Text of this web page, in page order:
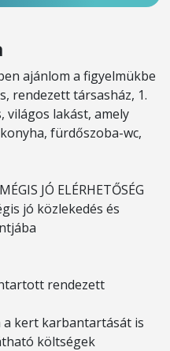
ajánlom a figyelmükbe
rendezett társasház, 1.
világos lakást, amely
fürdőszoba-wc,
JÓ ELÉRHETŐSÉG
jó közlekedés és
rendezett
kert karbantartását is
költségek